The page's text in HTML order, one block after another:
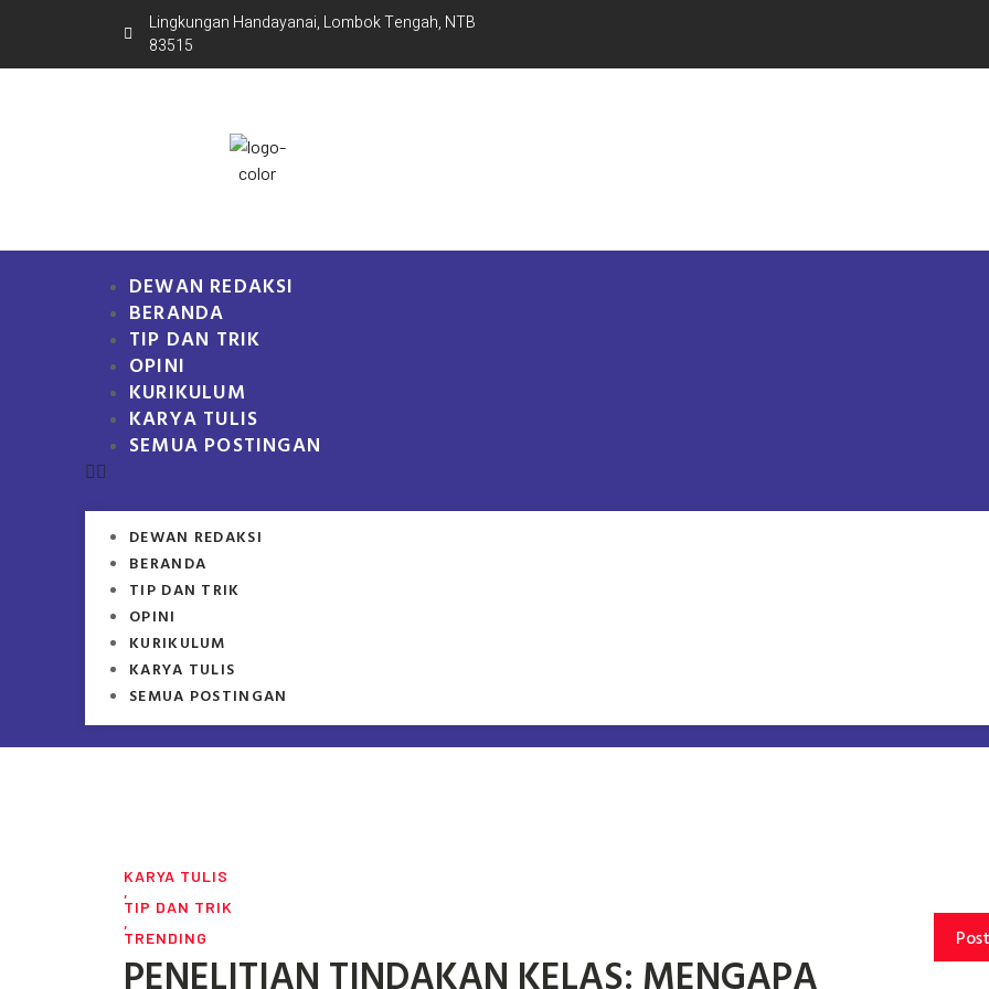
Lingkungan Handayanai, Lombok Tengah, NTB
83515
DEWAN REDAKSI
BERANDA
TIP DAN TRIK
OPINI
KURIKULUM
KARYA TULIS
SEMUA POSTINGAN
DEWAN REDAKSI
BERANDA
TIP DAN TRIK
OPINI
KURIKULUM
KARYA TULIS
SEMUA POSTINGAN
KARYA TULIS
,
TIP DAN TRIK
,
TRENDING
PENELITIAN TINDAKAN KELAS: MENGAPA